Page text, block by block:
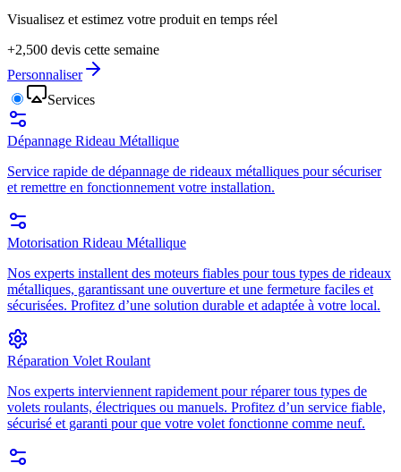
Visualisez et estimez votre produit en temps réel
+2,500 devis cette semaine
Personnaliser
Services
Dépannage Rideau Métallique
Service rapide de dépannage de rideaux métalliques pour sécuriser
et remettre en fonctionnement votre installation.
Motorisation Rideau Métallique
Nos experts installent des moteurs fiables pour tous types de rideaux
métalliques, garantissant une ouverture et une fermeture faciles et
sécurisées. Profitez d’une solution durable et adaptée à votre local.
Réparation Volet Roulant
Nos experts interviennent rapidement pour réparer tous types de
volets roulants, électriques ou manuels. Profitez d’un service fiable,
sécurisé et garanti pour que votre volet fonctionne comme neuf.